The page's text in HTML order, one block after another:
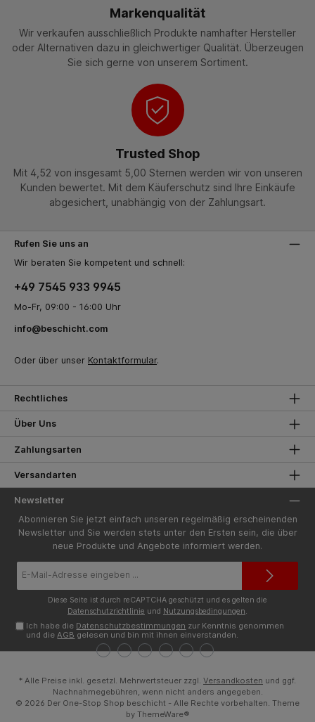
Markenqualität
Wir verkaufen ausschließlich Produkte namhafter Hersteller
oder Alternativen dazu in gleichwertiger Qualität. Überzeugen
Sie sich gerne von unserem Sortiment.
Trusted Shop
Mit 4,52 von insgesamt 5,00 Sternen werden wir von unseren
Kunden bewertet. Mit dem Käuferschutz sind Ihre Einkäufe
abgesichert, unabhängig von der Zahlungsart.
Rufen Sie uns an
Wir beraten Sie kompetent und schnell:
+49 7545 933 9945
Mo-Fr, 09:00 - 16:00 Uhr
info@beschicht.com
Oder über unser Kontaktformular.
Rechtliches
Über Uns
Zahlungsarten
Versandarten
Newsletter
Abonnieren Sie jetzt einfach unseren regelmäßig erscheinenden
Newsletter und Sie werden stets unter den Ersten sein, die über
neue Produkte und Angebote informiert werden.
Mail-
Diese Seite ist durch reCAPTCHA geschützt und es gelten die
Datenschutzrichtlinie und Nutzungsbedingungen.
Ich habe die Datenschutzbestimmungen zur Kenntnis genommen
und dieAGB gelesen und bin mit ihnen einverstanden.
* Alle Preise inkl. gesetzl. Mehrwertsteuer zzgl. Versandkosten und ggf.
Nachnahmegebühren, wenn nicht anders angegeben.
© 2026 Der One-Stop Shop beschicht - Alle Rechte vorbehalten. Theme
by ThemeWare®